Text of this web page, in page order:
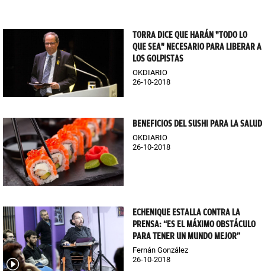
TORRA DICE QUE HARÁN "TODO LO
QUE SEA" NECESARIO PARA LIBERAR A
LOS GOLPISTAS
OKDIARIO
26-10-2018
BENEFICIOS DEL SUSHI PARA LA SALUD
OKDIARIO
26-10-2018
ECHENIQUE ESTALLA CONTRA LA
PRENSA: “ES EL MÁXIMO OBSTÁCULO
PARA TENER UN MUNDO MEJOR”
Fernán González
26-10-2018